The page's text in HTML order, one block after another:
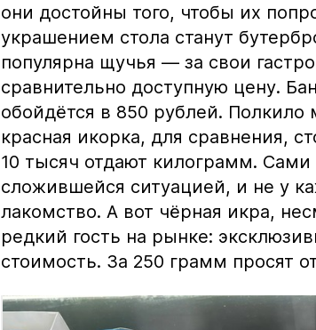
они достойны того, чтобы их
украшением стола станут
популярна щучья — за свои
сравнительно доступную цену.
обойдётся в 850 рублей. Полкило
красная икорка, для сравнения,
10 тысяч отдают килограмм.
сложившейся ситуацией, и не у
лакомство. А вот чёрная икра,
редкий гость на рынке:
стоимость. За 250 грамм просят